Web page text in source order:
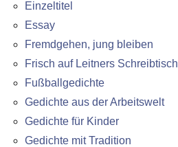
Einzeltitel
Essay
Fremdgehen, jung bleiben
Frisch auf Leitners Schreibtisch
Fußballgedichte
Gedichte aus der Arbeitswelt
Gedichte für Kinder
Gedichte mit Tradition